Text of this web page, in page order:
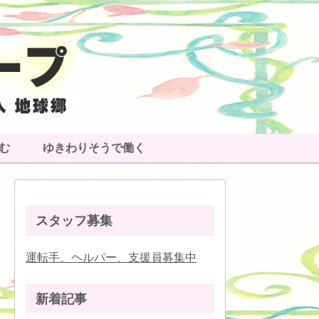
ゆきわりそうで働く
スタッフ募集
運転手、ヘルパー、支援員募集中
新着記事